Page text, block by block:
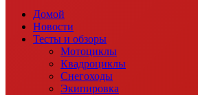
Домой
Новости
Тесты и обзоры
Мотоциклы
Квадроциклы
Снегоходы
Экипировка